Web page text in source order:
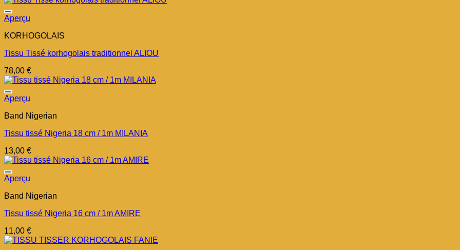
Aperçu
KORHOGOLAIS
Tissu Tissé korhogolais traditionnel ALIOU
78,00 €
Aperçu
Band Nigerian
Tissu tissé Nigeria 18 cm / 1m MILANIA
13,00 €
Aperçu
Band Nigerian
Tissu tissé Nigeria 16 cm / 1m AMIRE
11,00 €